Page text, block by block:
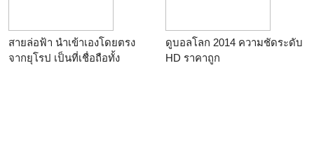
สายล่อฟ้า นำเข้าเองโดยตรง
จากยุโรป เป็นที่เชื่อถือทั้ง
ดูบอลโลก 2014 ความชัดระดับ
HD ราคาถูก